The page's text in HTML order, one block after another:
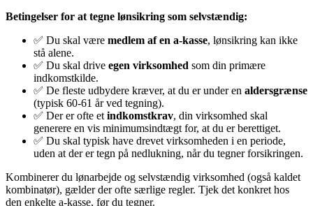
Betingelser for at tegne lønsikring som selvstændig:
✅ Du skal være medlem af en a-kasse, lønsikring kan ikke
stå alene.
✅ Du skal drive egen virksomhed som din primære
indkomstkilde.
✅ De fleste udbydere kræver, at du er under en aldersgrænse
(typisk 60-61 år ved tegning).
✅ Der er ofte et indkomstkrav, din virksomhed skal
generere en vis minimumsindtægt for, at du er berettiget.
✅ Du skal typisk have drevet virksomheden i en periode,
uden at der er tegn på nedlukning, når du tegner forsikringen.
Kombinerer du lønarbejde og selvstændig virksomhed (også kaldet
kombinatør), gælder der ofte særlige regler. Tjek det konkret hos
den enkelte a-kasse, før du tegner.